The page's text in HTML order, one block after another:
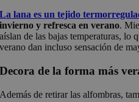
La lana es un tejido
invierno y refresca en verano.
aíslan de las bajas temperaturas, lo
verano dan incluso sensación de
Decora de la forma más
Además de retirar las alfombras,